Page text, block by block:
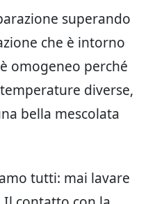
superando
che è intorno
omogeneo perché
diverse,
bella mescolata
tutti: mai lavare